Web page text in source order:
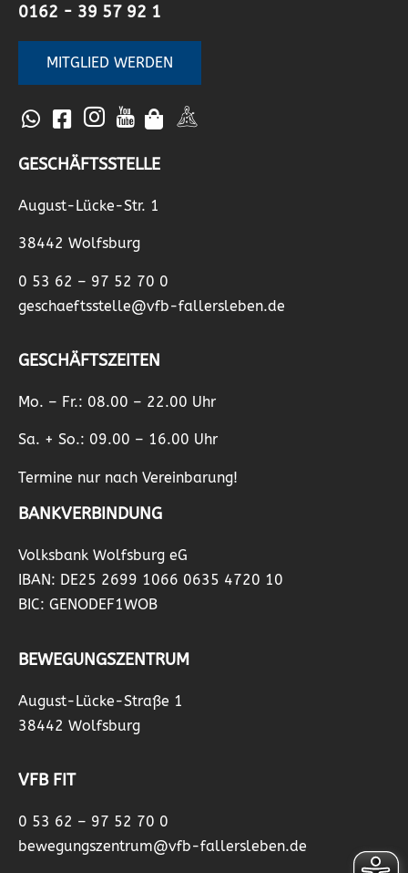
0162 - 39 57 92 1
MITGLIED WERDEN
GESCHÄFTSSTELLE
August-Lücke-Str. 1
38442 Wolfsburg
0 53 62 – 97 52 70 0
geschaeftsstelle@vfb-fallersleben.de
GESCHÄFTSZEITEN
Mo. – Fr.: 08.00 – 22.00 Uhr
Sa. + So.: 09.00 – 16.00 Uhr
Termine nur nach Vereinbarung!
BANKVERBINDUNG
Volksbank Wolfsburg eG
IBAN: DE25 2699 1066 0635 4720 10
BIC: GENODEF1WOB
BEWEGUNGSZENTRUM
August-Lücke-Straße 1
38442 Wolfsburg
VFB FIT
0 53 62 – 97 52 70 0
bewegungszentrum@vfb-fallersleben.de